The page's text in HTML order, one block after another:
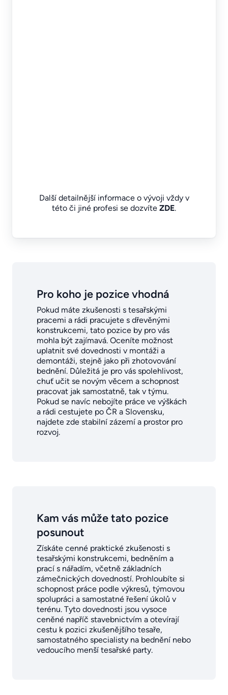
Další detailnější informace o vývoji vždy v
této či jiné profesi se dozvíte ZDE.
Pro koho je pozice vhodná
Pokud máte zkušenosti s tesařskými
pracemi a rádi pracujete s dřevěnými
konstrukcemi, tato pozice by pro vás
mohla být zajímavá. Oceníte možnost
uplatnit své dovednosti v montáži a
demontáži, stejně jako při zhotovování
bednění. Důležitá je pro vás spolehlivost,
chuť učit se novým věcem a schopnost
pracovat jak samostatně, tak v týmu.
Pokud se navíc nebojíte práce ve výškách
a rádi cestujete po ČR a Slovensku,
najdete zde stabilní zázemí a prostor pro
rozvoj.
Kam vás může tato pozice
posunout
Získáte cenné praktické zkušenosti s
tesařskými konstrukcemi, bedněním a
prací s nářadím, včetně základních
zámečnických dovedností. Prohloubíte si
schopnost práce podle výkresů, týmovou
spolupráci a samostatné řešení úkolů v
terénu. Tyto dovednosti jsou vysoce
ceněné napříč stavebnictvím a otevírají
cestu k pozici zkušenějšího tesaře,
samostatného specialisty na bednění nebo
vedoucího menší tesařské party.